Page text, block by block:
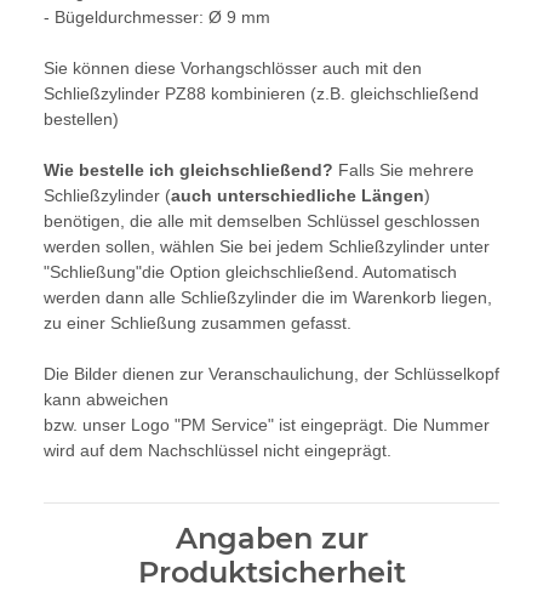
- Bügeldurchmesser: Ø 9 mm
Sie können diese Vorhangschlösser auch mit den
Schließzylinder PZ88 kombinieren (z.B. gleichschließend
bestellen)
Wie bestelle ich gleichschließend? Falls Sie mehrere
Schließzylinder (auch unterschiedliche Längen)
benötigen, die alle mit demselben Schlüssel geschlossen
werden sollen, wählen Sie bei jedem Schließzylinder unter
"Schließung"die Option gleichschließend. Automatisch
werden dann alle Schließzylinder die im Warenkorb liegen,
zu einer Schließung zusammen gefasst.
Die Bilder dienen zur Veranschaulichung, der Schlüsselkopf
kann abweichen
bzw. unser Logo "PM Service" ist eingeprägt. Die Nummer
wird auf dem Nachschlüssel nicht eingeprägt.
Angaben zur
Produktsicherheit